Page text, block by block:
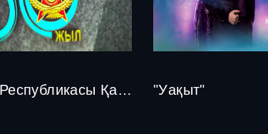
Қазақстан Республикасы Қарулы Күштерінің 30 жылдығы "Уақыт"